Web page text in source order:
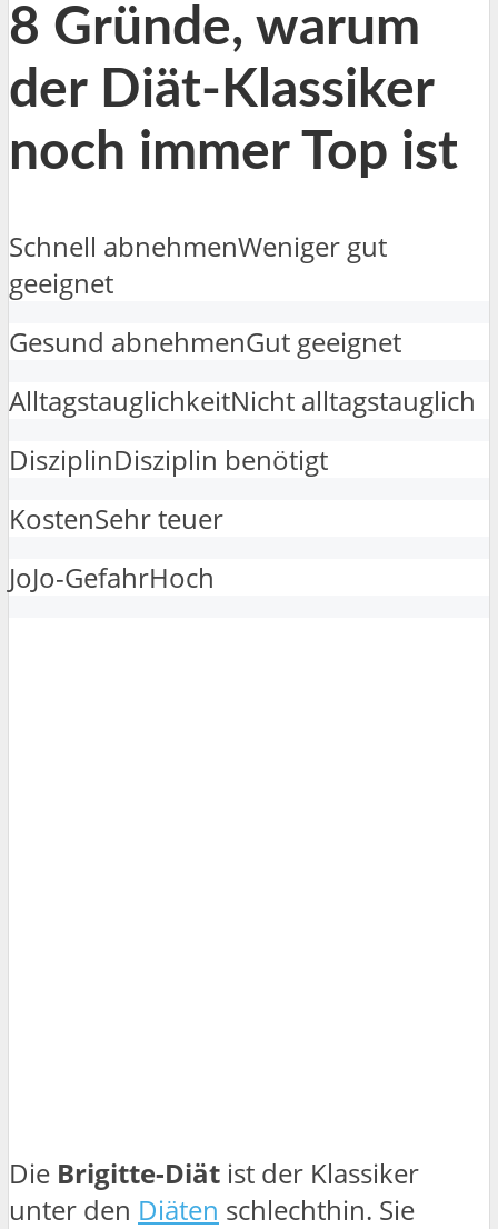
8 Gründe, warum
der Diät-Klassiker
noch immer Top ist
Schnell abnehmenWeniger gut
geeignet
Gesund abnehmenGut geeignet
AlltagstauglichkeitNicht alltagstauglich
DisziplinDisziplin benötigt
KostenSehr teuer
JoJo-GefahrHoch
Die Brigitte-Diät ist der Klassiker
unter den Diäten schlechthin. Sie